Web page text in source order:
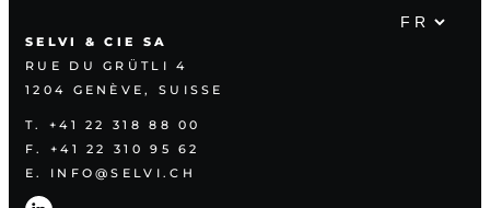
SELVI & CIE SA
RUE DU GRÜTLI 4
1204 GENÈVE, SUISSE
T. +41 22 318 88 00
F. +41 22 310 95 62
E. INFO@SELVI.CH